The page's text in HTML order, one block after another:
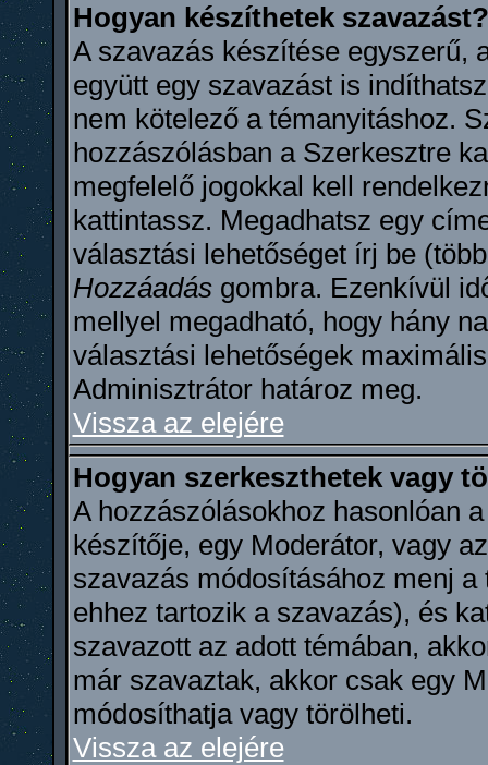
Hogyan készíthetek szavazást?
A szavazás készítése egyszerű,
együtt egy szavazást is
nem kötelező a témanyitáshoz.
hozzászólásban a Szerkesztre
megfelelő jogokkal kell
kattintassz. Megadhatsz egy
választási lehetőséget írj be
Hozzáadásgombra. Ezenkívül
mellyel megadható, hogy hány
választási lehetőségek
Adminisztrátor határoz meg.
Vissza az elejére
Hogyan szerkeszthetek vagy
A hozzászólásokhoz hasonlóan
készítője, egy Moderátor, vagy
szavazás módosításához menj
ehhez tartozik a szavazás), és
szavazott az adott témában,
már szavaztak, akkor csak egy
módosíthatja vagy törölheti.
Vissza az elejére